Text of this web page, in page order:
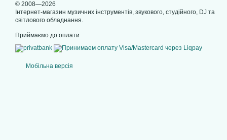
© 2008—2026
Інтернет-магазин музичних інструментів, звукового, студійного, DJ та
світлового обладнання.
Приймаємо до оплати
Мобільна версія